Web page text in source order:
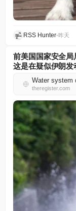
RSS Hunter•昨天
前美国国家安全局
这是在疑似伊朗
theregister.com